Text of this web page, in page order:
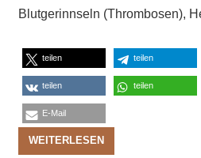
Blutgerinnseln (Thrombosen),
teilen teilen
teilen teilen
E-Mail
WEITERLESEN